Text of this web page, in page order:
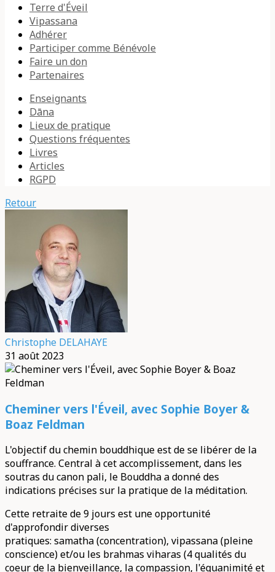
Terre d'Éveil
Vipassana
Adhérer
Participer comme Bénévole
Faire un don
Partenaires
Enseignants
Dāna
Lieux de pratique
Questions fréquentes
Livres
Articles
RGPD
Retour
Christophe DELAHAYE
31 août 2023
Cheminer vers l'Éveil, avec Sophie Boyer &
Boaz Feldman
L'objectif du chemin bouddhique est de se libérer de la
souffrance. Central à cet accomplissement, dans les
soutras du canon pali, le Bouddha a donné des
indications précises sur la pratique de la méditation.
Cette retraite de 9 jours est une opportunité
d'approfondir diverses
pratiques: samatha (concentration), vipassana (pleine
conscience) et/ou les brahmas viharas (4 qualités du
coeur de la bienveillance, la compassion, l'équanimité et